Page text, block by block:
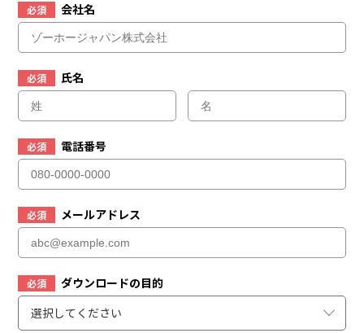
必須 会社名
必須 氏名
必須 電話番号
必須 メールアドレス
必須
ダウンロードの目的
選択してください